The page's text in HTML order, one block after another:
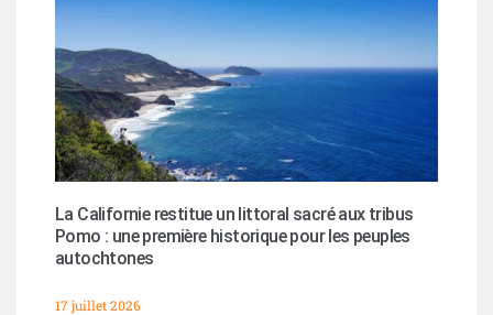
La Californie restitue un littoral sacré aux tribus
Pomo : une première historique pour les peuples
autochtones
17 juillet 2026